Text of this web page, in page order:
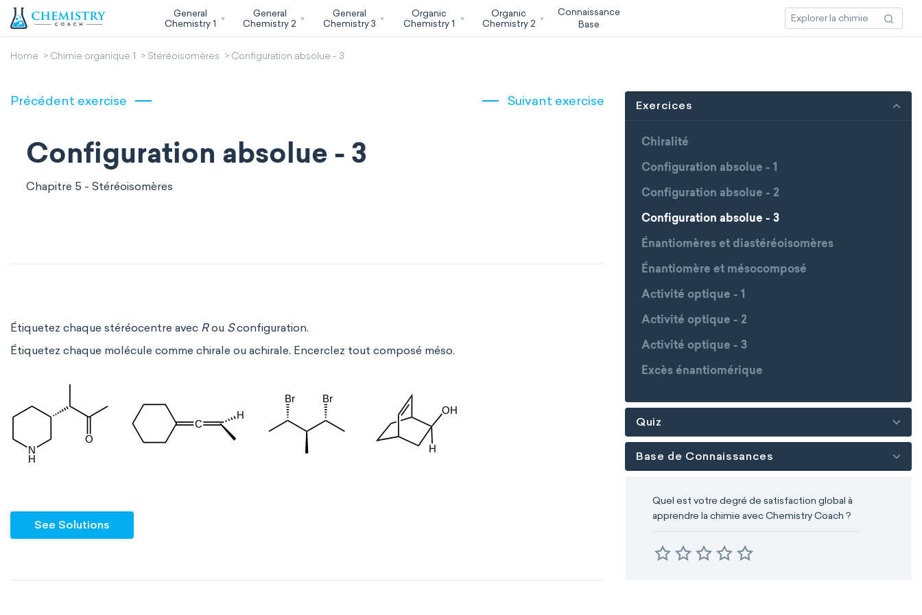
General
Chemistry 1
General
Chemistry 2
General
Chemistry 3
Organic
Chemistry 1
Organic
Chemistry 2
Connaissance
Base
Home Chimie organique 1 Stéréoisomères Configuration absolue - 3
Précédent exercise Suivant exercise
Configuration absolue - 3
Chapitre 5 - Stéréoisomères
Étiquetez chaque stéréocentre avec Rou Sconfiguration.
Étiquetez chaque molécule comme chirale ou achirale. Encerclez tout composé méso.
See Solutions
Exercices
Chiralité
Configuration absolue - 1
Configuration absolue - 2
Configuration absolue - 3
Énantiomères et diastéréoisomères
Énantiomère et mésocomposé
Activité optique - 1
Activité optique - 2
Activité optique - 3
Excès énantiomérique
Quiz
Base de Connaissances
Quel est votre degré de satisfaction global à
apprendre la chimie avec Chemistry Coach ?